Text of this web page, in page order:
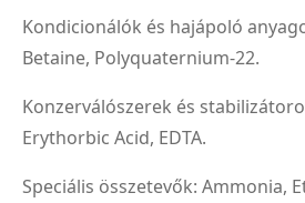
Kondicionálók és hajápoló
Betaine, Polyquaternium-22.
Konzerválószerek és
Erythorbic Acid, EDTA.
Speciális összetevők: Ammonia,